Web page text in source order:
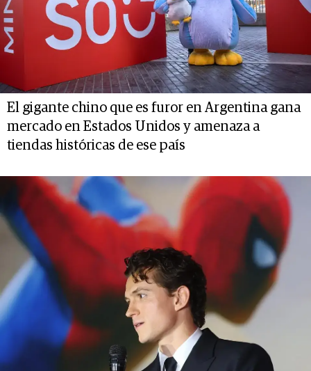
El gigante chino que es furor en Argentina gana
mercado en Estados Unidos y amenaza a
tiendas históricas de ese país